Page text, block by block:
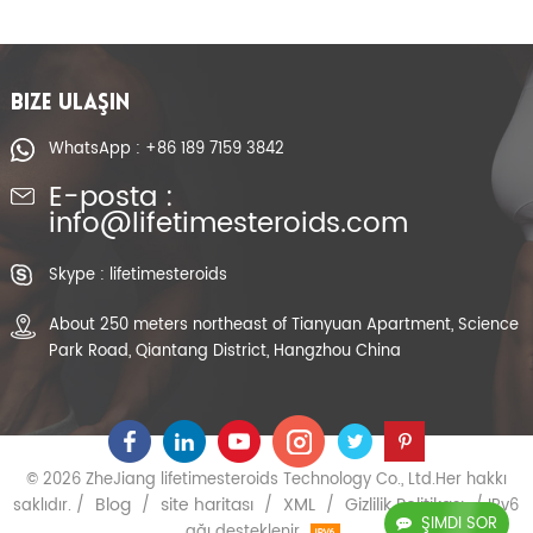
ŞIMDI SOR
BIZE ULAŞIN
WhatsApp : +86 189 7159 3842
E-posta :
info@lifetimesteroids.com
Skype : lifetimesteroids
About 250 meters northeast of Tianyuan Apartment, Science
Park Road, Qiantang District, Hangzhou China
© 2026 ZheJiang lifetimesteroids Technology Co., Ltd.Her hakkı
saklıdır. / Blog / site haritası / XML / Gizlilik Politikası / IPv6